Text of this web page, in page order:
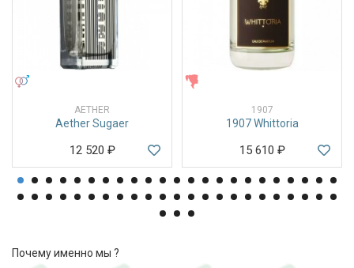
AETHER
Aether Sugaer
12 520 ₽
1907
1907 Whittoria
15 610 ₽
Почему именно мы ?